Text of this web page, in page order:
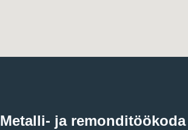
Metalli- ja remonditöökoda